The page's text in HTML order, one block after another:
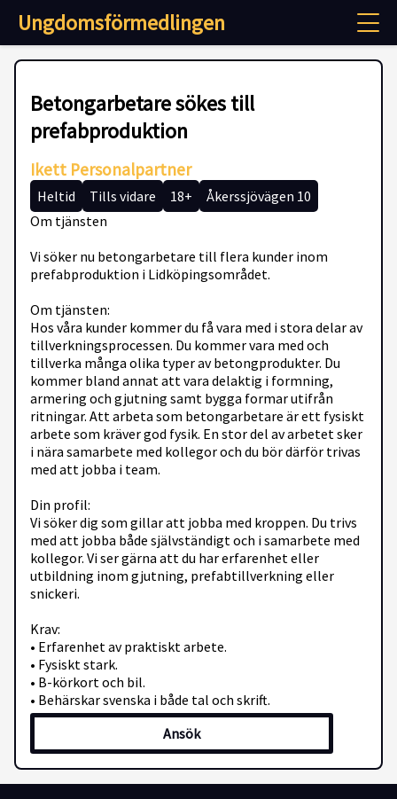
Ungdomsförmedlingen
Betongarbetare sökes till
prefabproduktion
Ikett Personalpartner
Heltid Tills vidare 18+
Åkerssjövägen 10
Om tjänsten
Vi söker nu betongarbetare till flera kunder inom
prefabproduktion i Lidköpingsområdet.
Om tjänsten:
Hos våra kunder kommer du få vara med i stora delar av
tillverkningsprocessen. Du kommer vara med och
tillverka många olika typer av betongprodukter. Du
kommer bland annat att vara delaktig i formning,
armering och gjutning samt bygga formar utifrån
ritningar. Att arbeta som betongarbetare är ett fysiskt
arbete som kräver god fysik. En stor del av arbetet sker
i nära samarbete med kollegor och du bör därför trivas
med att jobba i team.
Din profil:
Vi söker dig som gillar att jobba med kroppen. Du trivs
med att jobba både självständigt och i samarbete med
kollegor. Vi ser gärna att du har erfarenhet eller
utbildning inom gjutning, prefabtillverkning eller
snickeri.
Krav:
• Erfarenhet av praktiskt arbete.
• Fysiskt stark.
• B-körkort och bil.
• Behärskar svenska i både tal och skrift.
• Erfarenhet av prefabtillverkning.
• Erfarenhet av snickeri och ritningsläsning är särskilt
meriterande.
Ansök